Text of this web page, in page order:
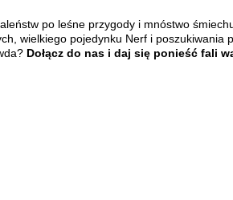
po leśne przygody i mnóstwo
wielkiego pojedynku Nerf i
Dołącz do nas i daj się ponieść fali